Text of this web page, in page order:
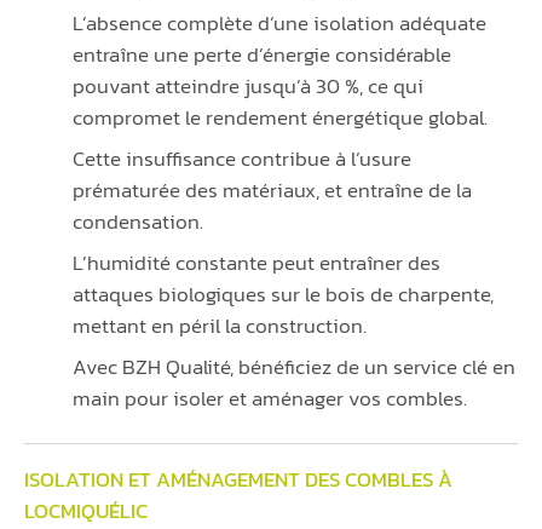
L’absence complète d’une isolation adéquate
entraîne une perte d’énergie considérable
pouvant atteindre jusqu’à 30 %, ce qui
compromet le rendement énergétique global.
Cette insuffisance contribue à l’usure
prématurée des matériaux, et entraîne de la
condensation.
L’humidité constante peut entraîner des
attaques biologiques sur le bois de charpente,
mettant en péril la construction.
Avec BZH Qualité, bénéficiez de un service clé en
main pour isoler et aménager vos combles.
ISOLATION ET AMÉNAGEMENT DES COMBLES À
LOCMIQUÉLIC